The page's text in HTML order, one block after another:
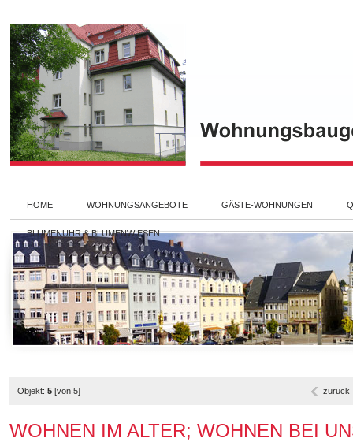
HOME WOHNUNGSANGEBOTE GÄSTE-WOHNUNGEN
BLUMENUHR & BLUMENWIESEN
Objekt: 5 [von 5] zurück
WOHNEN IM ALTER; WOHNEN BEI